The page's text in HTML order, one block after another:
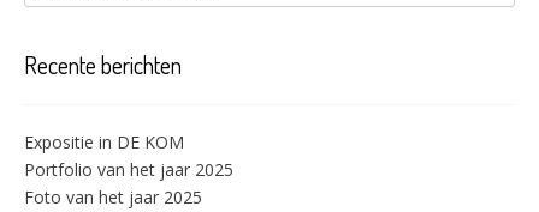
Recente berichten
Expositie in DE KOM
Portfolio van het jaar 2025
Foto van het jaar 2025